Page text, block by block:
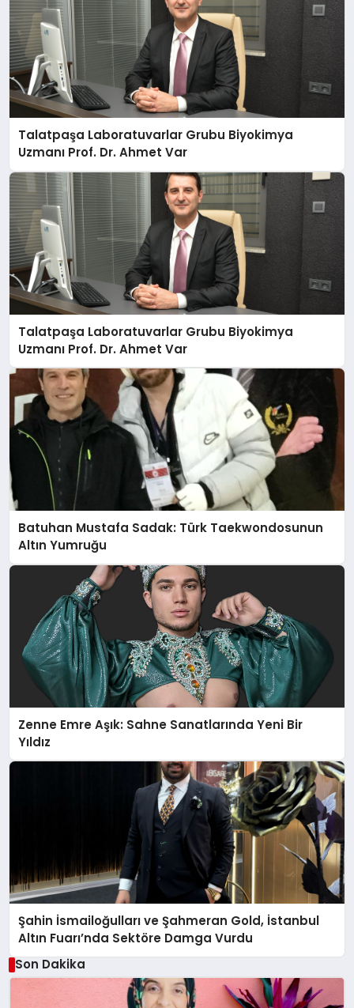
Talatpaşa Laboratuvarlar Grubu Biyokimya
Uzmanı Prof. Dr. Ahmet Var
Talatpaşa Laboratuvarlar Grubu Biyokimya
Uzmanı Prof. Dr. Ahmet Var
Batuhan Mustafa Sadak: Türk Taekwondosunun
Altın Yumruğu
Zenne Emre Aşık: Sahne Sanatlarında Yeni Bir
Yıldız
Şahin İsmailoğulları ve Şahmeran Gold, İstanbul
Altın Fuarı’nda Sektöre Damga Vurdu
Son Dakika